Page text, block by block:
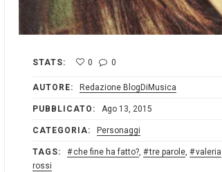
STATS: 0 0
AUTORE: Redazione BlogDiMusica
PUBBLICATO: Ago 13, 2015
CATEGORIA: Personaggi
TAGS: che fine ha fatto?, tre parole,
valeria
rossi